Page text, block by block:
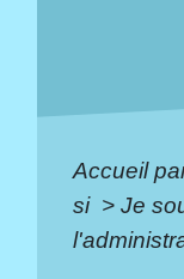
Accueil
si > Je